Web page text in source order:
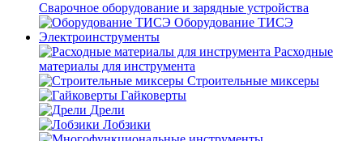
Сварочное оборудование и зарядные устройства
Оборудование ТИСЭ
Электроинструменты
Расходные
материалы для инструмента
Строительные миксеры
Гайковерты
Дрели
Лобзики